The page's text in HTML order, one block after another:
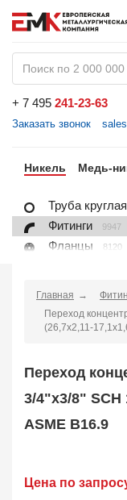
+ 7 495 241-23-63
Заказать звонок
Никель Медь-
Труба круглая
Фитинги 9947
Фланцы 8120
Квадрат 96
Поковка 35
Главная
Переход
(26,7х2,11-
Переход
3/4"х3/8" SCH
ASME B16.9
Цена по